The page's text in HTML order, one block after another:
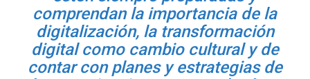
comprendan la importancia de la
digitalización, la transformación
digital como cambio cultural y de
contar con planes y estrategias de